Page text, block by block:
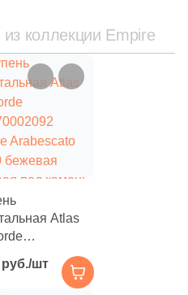
коллекции Empire
Atlas
Arabescato
бежевая
руб./шт